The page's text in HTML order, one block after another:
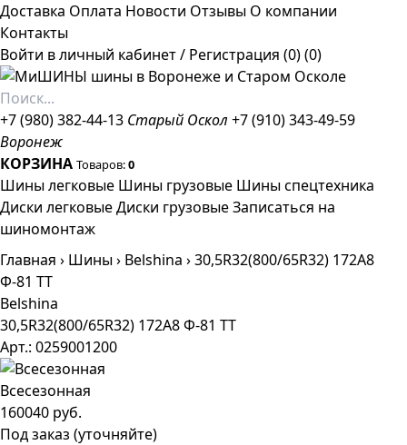
Доставка Оплата Новости Отзывы О компании
Контакты
Войти в личный кабинет/ Регистрация (0)(0)
+7 (980) 382-44-13 Старый Оскол +7 (910) 343-49-59
Воронеж
КОРЗИНА Товаров:0
Шины легковые Шины грузовые Шины спецтехника
Диски легковыеДиски грузовыеЗаписаться на
шиномонтаж
Главная › Шины› Belshina ›30,5R32(800/65R32) 172A8
Ф-81 TT
Belshina
30,5R32(800/65R32) 172A8 Ф-81 TT
Арт.: 0259001200
Всесезонная
160040 руб.
Под заказ (уточняйте)